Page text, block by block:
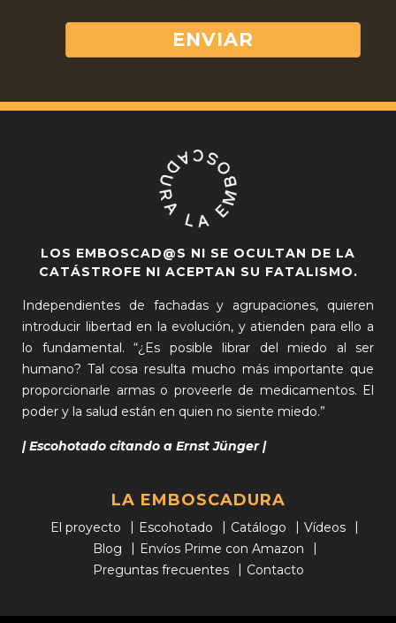
LOS EMBOSCAD@S NI SE OCULTAN DE LA
CATÁSTROFE NI ACEPTAN SU FATALISMO.
Independientes de fachadas y agrupaciones, quieren
introducir libertad en la evolución, y atienden para ello a
lo fundamental. “¿Es posible librar del miedo al ser
humano? Tal cosa resulta mucho más importante que
proporcionarle armas o proveerle de medicamentos. El
poder y la salud están en quien no siente miedo.”
| Escohotado citando a Ernst Jünger |
LA EMBOSCADURA
El proyecto Escohotado Catálogo
Vídeos
Blog
Envíos Prime con Amazon
Preguntas frecuentes
Contacto